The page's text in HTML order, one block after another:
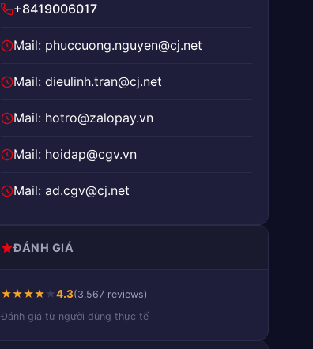
+8419006017
Mail: phuccuong.nguyen@cj.net
Mail: dieulinh.tran@cj.net
Mail: hotro@zalopay.vn
Mail: hoidap@cgv.vn
Mail: ad.cgv@cj.net
ĐÁNH GIÁ
★★★★★4.3(3,567 reviews)
Đánh giá từ người dùng thực tế